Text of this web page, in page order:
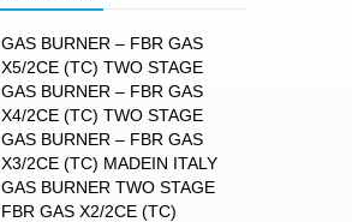
GAS BURNER – FBR GAS
X5/2CE (TC) TWO STAGE
GAS BURNER – FBR GAS
X4/2CE (TC) TWO STAGE
GAS BURNER – FBR GAS
X3/2CE (TC) MADEIN ITALY
GAS BURNER TWO STAGE
FBR GAS X2/2CE (TC)